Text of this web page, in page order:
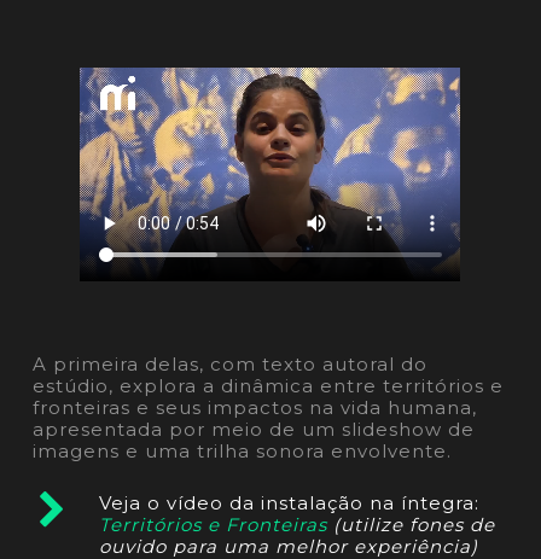
A primeira delas, com texto autoral do
estúdio, explora a dinâmica entre territórios e
fronteiras e seus impactos na vida humana,
apresentada por meio de um slideshow de
imagens e uma trilha sonora envolvente.
Veja o vídeo da instalação na íntegra:
Territórios e Fronteiras (utilize fones de
ouvido para uma melhor experiência)